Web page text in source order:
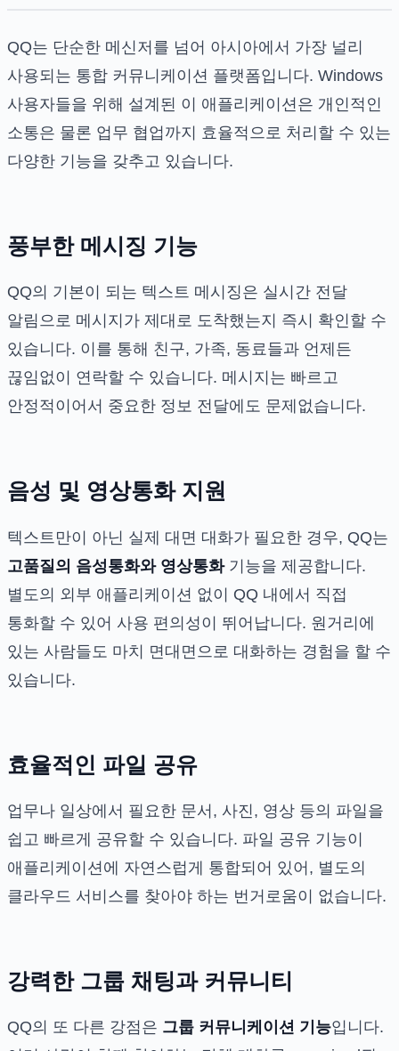
QQ는 단순한 메신저를 넘어 아시아에서 가장 널리
사용되는 통합 커뮤니케이션 플랫폼입니다. Windows
사용자들을 위해 설계된 이 애플리케이션은 개인적인
소통은 물론 업무 협업까지 효율적으로 처리할 수 있는
다양한 기능을 갖추고 있습니다.
풍부한 메시징 기능
QQ의 기본이 되는 텍스트 메시징은 실시간 전달
알림으로 메시지가 제대로 도착했는지 즉시 확인할 수
있습니다. 이를 통해 친구, 가족, 동료들과 언제든
끊임없이 연락할 수 있습니다. 메시지는 빠르고
안정적이어서 중요한 정보 전달에도 문제없습니다.
음성 및 영상통화 지원
텍스트만이 아닌 실제 대면 대화가 필요한 경우, QQ는
고품질의 음성통화와 영상통화기능을 제공합니다.
별도의 외부 애플리케이션 없이 QQ 내에서 직접
통화할 수 있어 사용 편의성이 뛰어납니다. 원거리에
있는 사람들도 마치 면대면으로 대화하는 경험을 할 수
있습니다.
효율적인 파일 공유
업무나 일상에서 필요한 문서, 사진, 영상 등의 파일을
쉽고 빠르게 공유할 수 있습니다. 파일 공유 기능이
애플리케이션에 자연스럽게 통합되어 있어, 별도의
클라우드 서비스를 찾아야 하는 번거로움이 없습니다.
강력한 그룹 채팅과 커뮤니티
QQ의 또 다른 강점은 그룹 커뮤니케이션 기능입니다.